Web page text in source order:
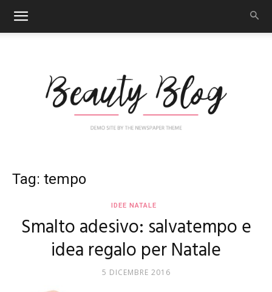
Art
Tag: tempo
IDEE NATALE
Smalto adesivo: salvatempo e
idea regalo per Natale
5 DICEMBRE 2016